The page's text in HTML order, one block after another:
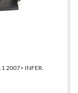
2007> INFER.